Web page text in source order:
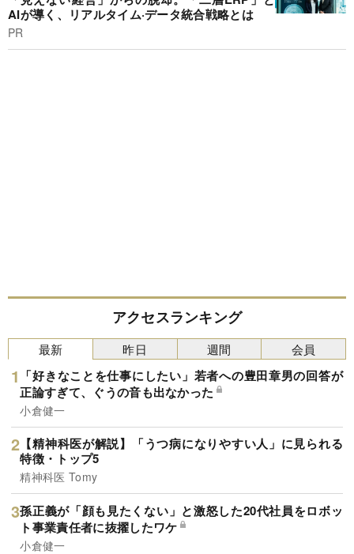
AIが導く、リアルタイム·データ統合戦略とは
PR
アクセスランキング
最新
「好きなことを仕事にしたい」若者への豊田章男の回答が
正論すぎて、ぐうの音も出なかった
小倉健一
【精神科医が解説】「うつ病になりやすい人」に見られる
特徴・トップ5
精神科医 Tomy
孫正義が「顔も見たくない」と激怒した20代社員をロボッ
ト事業責任者に抜擢したワケ
小倉健一
昨日 週間 会員